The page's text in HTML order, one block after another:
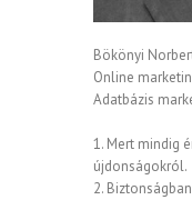
Bökönyi
Online
Adatbázis
1. Mert mindig
újdonságokról.
2.